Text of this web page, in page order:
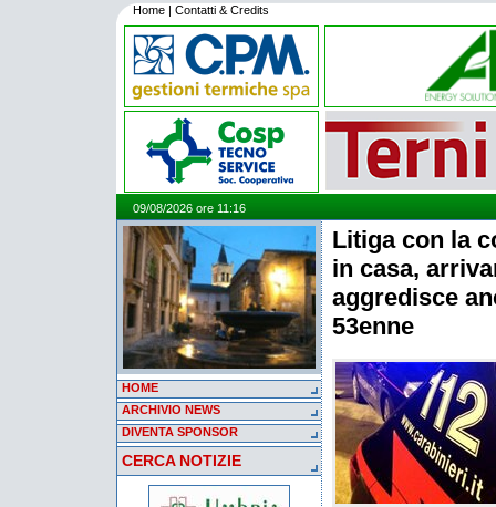
Home | Contatti & Credits
09/08/2026 ore 11:16
HOME
ARCHIVIO NEWS
DIVENTA SPONSOR
CERCA NOTIZIE
Litiga con la
in casa,
aggredisce
53enne